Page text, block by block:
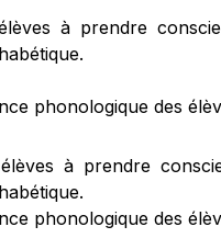
à prendre
phonologique des
à prendre
phonologique des